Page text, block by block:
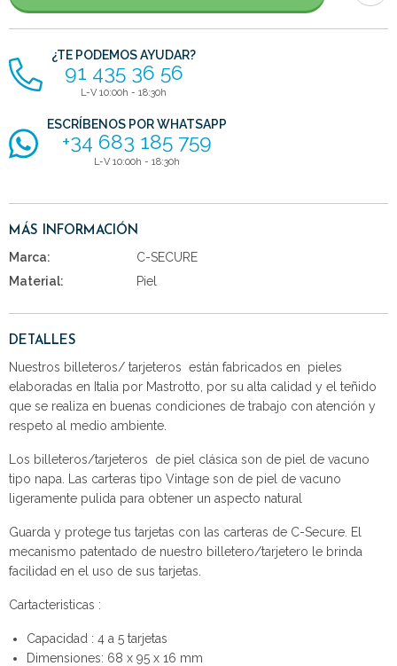
¿TE PODEMOS AYUDAR?
91 435 36 56
L-V 10:00h - 18:30h
ESCRÍBENOS POR WHATSAPP
+34 683 185 759
L-V 10:00h - 18:30h
MÁS INFORMACIÓN
Marca:
C-SECURE
Material:
Piel
DETALLES
Nuestros billeteros/ tarjeteros están fabricados en pieles
elaboradas en Italia por Mastrotto, por su alta calidad y el teñido
que se realiza en buenas condiciones de trabajo con atención y
respeto al medio ambiente.
Los billeteros/tarjeteros de piel clásica son de piel de vacuno
tipo napa. Las carteras tipo Vintage son de piel de vacuno
ligeramente pulida para obtener un aspecto natural
Guarda y protege tus tarjetas con las carteras de C-Secure. El
mecanismo patentado de nuestro billetero/tarjetero le brinda
facilidad en el uso de sus tarjetas.
Cartacteristicas :
Capacidad : 4 a 5 tarjetas
Dimensiones: 68 x 95 x 16 mm